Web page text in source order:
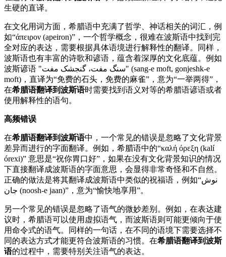
生硬的直译。
在文化用词方面，希腊语中充满了哲学、神话相关的词汇，例
如“άπειρον (apeiron)”，一个哲学概念，很难在波斯语中找到完
全对应的表达，需要根据具体语境进行解释性的翻译。同样，
波斯语也有丰富的诗歌和谚语，蕴含着深厚的文化底蕴。例如
波斯谚语 "سنگ مفت، گنجشک مفت" (sang-e moft, gonjeshk-e
moft)，直译为“免费的石头，免费的麻雀”，意为“一举两得”，
在希腊语翻译到波斯语时需要找到语义对等的希腊语谚语或者
使用解释性的语句。
高频错误
在希腊语翻译到波斯语中，一个常见的错误是忽略了文化背景
差异而进行的字面翻译。例如，希腊语中的“καλή όρεξη (kalí
órexi)” 意思是“祝你胃口好”，如果在没有文化背景知识的情况
下直接翻译成波斯语的字面意思，会显得非常奇怪和不自然。
正确的做法是将其翻译成波斯语中类似的祝福语，例如“نوش
جان (noosh-e jaan)”，意为“愉快地享用”。
另一个常见的错误是忽略了语气的微妙差别。例如，在表达建
议时，希腊语可以使用虚拟语气，而波斯语则可能更倾向于使
用命令式的语气。同样的一句话，在不同的语境下需要选择不
同的表达方式才能更符合波斯语的习惯。在希腊语翻译到波斯
语的过程中，需要特别关注语气的表达。